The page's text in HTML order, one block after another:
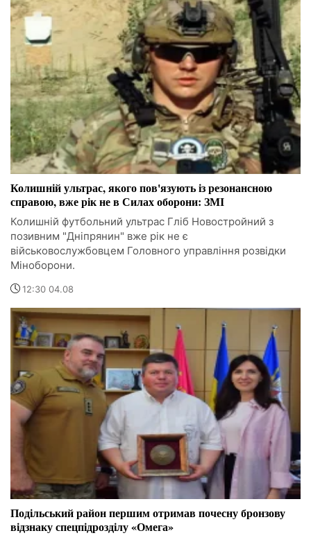
Колишній ультрас, якого пов'язують із резонансною
справою, вже рік не в Силах оборони: ЗМІ
Колишній футбольний ультрас Гліб Новостройний з
позивним "Дніпрянин" вже рік не є
військовослужбовцем Головного управління розвідки
Міноборони.
12:30 04.08
Подільський район першим отримав почесну бронзову
відзнаку спецпідрозділу «Омега»